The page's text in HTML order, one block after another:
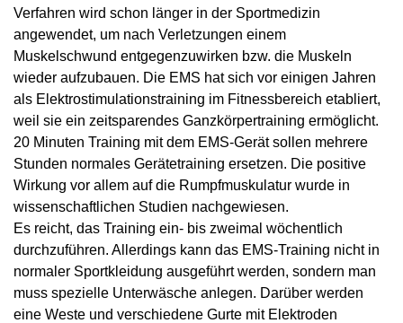
Verfahren wird schon länger in der Sportmedizin
angewendet, um nach Verletzungen einem
Muskelschwund entgegenzuwirken bzw. die Muskeln
wieder aufzubauen. Die EMS hat sich vor einigen Jahren
als Elektrostimulationstraining im Fitnessbereich etabliert,
weil sie ein zeitsparendes Ganzkörpertraining ermöglicht.
20 Minuten Training mit dem EMS-Gerät sollen mehrere
Stunden normales Gerätetraining ersetzen. Die positive
Wirkung vor allem auf die Rumpfmuskulatur wurde in
wissenschaftlichen Studien nachgewiesen.
Es reicht, das Training ein- bis zweimal wöchentlich
durchzuführen. Allerdings kann das EMS-Training nicht in
normaler Sportkleidung ausgeführt werden, sondern man
muss spezielle Unterwäsche anlegen. Darüber werden
eine Weste und verschiedene Gurte mit Elektroden